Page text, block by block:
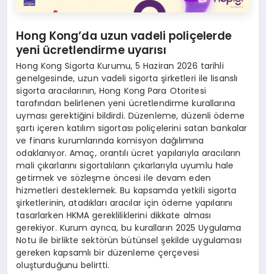
Hong Kong’da uzun vadeli poliçelerde
yeni ücretlendirme uyarısı
Hong Kong Sigorta Kurumu, 5 Haziran 2026 tarihli
genelgesinde, uzun vadeli sigorta şirketleri ile lisanslı
sigorta aracılarının, Hong Kong Para Otoritesi
tarafından belirlenen yeni ücretlendirme kurallarına
uyması gerektiğini bildirdi. Düzenleme, düzenli ödeme
şartı içeren katılım sigortası poliçelerini satan bankalar
ve finans kurumlarında komisyon dağılımına
odaklanıyor. Amaç, orantılı ücret yapılarıyla aracıların
mali çıkarlarını sigortalıların çıkarlarıyla uyumlu hale
getirmek ve sözleşme öncesi ile devam eden
hizmetleri desteklemek. Bu kapsamda yetkili sigorta
şirketlerinin, atadıkları aracılar için ödeme yapılarını
tasarlarken HKMA gerekliliklerini dikkate alması
gerekiyor. Kurum ayrıca, bu kuralların 2025 Uygulama
Notu ile birlikte sektörün bütünsel şekilde uygulaması
gereken kapsamlı bir düzenleme çerçevesi
oluşturduğunu belirtti.